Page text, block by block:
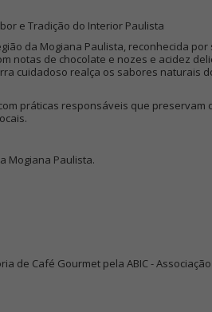
e Tradição do Interior Paulista
da Mogiana Paulista, reconhecida
notas de chocolate e nozes e acidez
cuidadoso realça os sabores naturais
práticas responsáveis que preservam
Mogiana Paulista.
de Café Gourmet pela ABIC -